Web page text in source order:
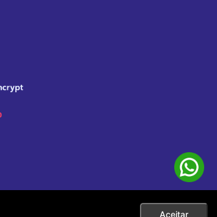
Aceitar